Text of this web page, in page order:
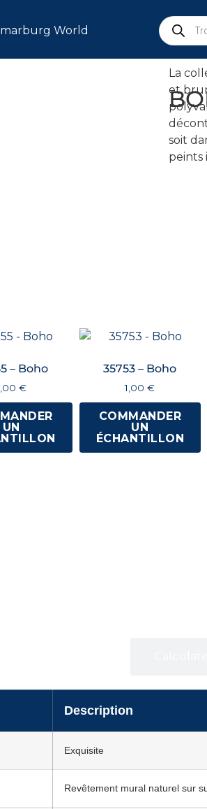
marburg World
style
La
et
soit
peints
– Boho
€
UN
35753 – Boho
1,00€
COMMANDER
UN
ÉCHANTILLON
Description
Exquisite
Revêtement mural naturel sur